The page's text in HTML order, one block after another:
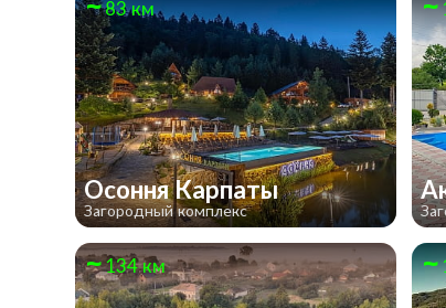
83 км
Осоння Карпаты
Загородный комплекс
134 км